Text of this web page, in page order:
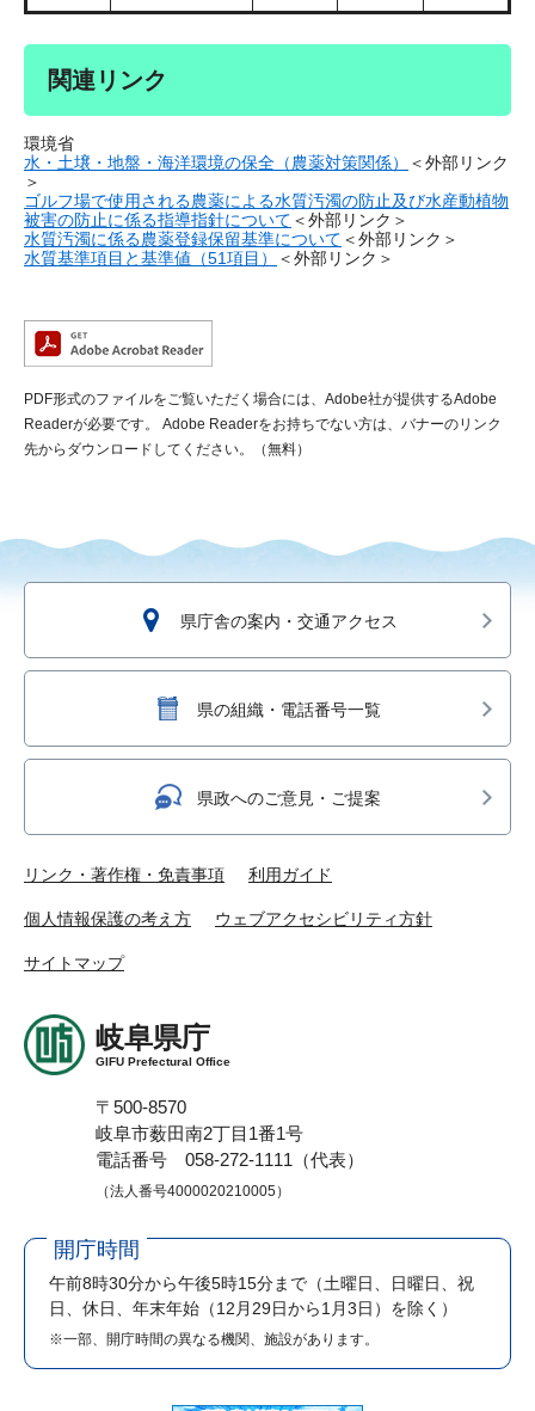
関連リンク
環境省
水・土壌・地盤・海洋環境の保全（農薬対策関係）
＜外部リンク
＞
ゴルフ場で使用される農薬による水質汚濁の防止及び水産動植物
被害の防止に係る指導指針について ＜外部リンク＞
水質汚濁に係る農薬登録保留基準について ＜外部リンク＞
水質基準項目と基準値（51項目）
＜外部リンク＞
PDF形式のファイルをご覧いただく場合には、Adobe社が提供するAdobe
Readerが必要です。
Adobe Readerをお持ちでない方は、バナーのリンク
先からダウンロードしてください。（無料）
県庁舎の案内・交通アクセス
県の組織・電話番号一覧
県政へのご意見・ご提案
リンク・著作権・免責事項 利用ガイド
個人情報保護の考え方 ウェブアクセシビリティ方針
サイトマップ
岐阜県庁
GIFU Prefectural Office
〒500-8570
岐阜市薮田南2丁目1番1号
電話番号 058-272-1111（代表）
（法人番号4000020210005）
開庁時間
午前8時30分から午後5時15分まで （土曜日、日曜日、祝
日、休日、年末年始（12月29日から1月3日）を除く）
※一部、開庁時間の異なる機関、施設があります。